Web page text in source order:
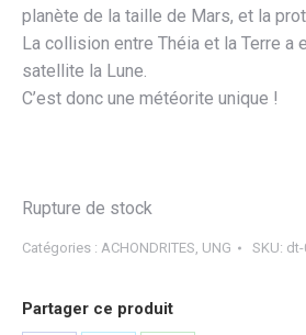
planète de la taille de Mars, et la
La collision entre Théia et la Terre a
satellite la Lune.
C’est donc une météorite unique !
Rupture de stock
Catégories : ACHONDRITES UNG SKU: dt-
Partager ce produit